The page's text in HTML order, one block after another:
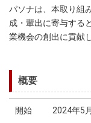
パソナは、本取り組
成・輩出に寄与する
業機会の創出に貢献
概要
開始 2024年5